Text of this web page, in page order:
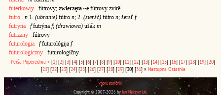
futerkow|y fútrovy; zwierzęta ~e fútrovy zvirê
futro
n 1. (ubranie) fútro n; 2. (sierść) fútro n; šersť f
futryna
ffutrýna f; (drzwiowa) ušák m
futrzany fútrovy
futurologia
ffuturológija f
futurologiczny futurologíčny
Perša Poperednia « [1] [2] [3] [4] [5] [6] [7] [8] [9] [10] [11] [12] [13] [14] [15] [16] [17] [18] [19] [20]
[21] [22] [23] [24] [25] [26] [27] [28] [29] [30] [31]» Nastupna Ostatnia
vhoru storônki
Copyright © 2007-2026 byJan Maksymiuk.